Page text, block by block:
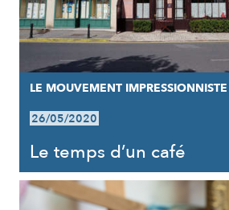
LE MOUVEMENT IMPRESSIONNISTE
26/05/2020
Le temps d’un café